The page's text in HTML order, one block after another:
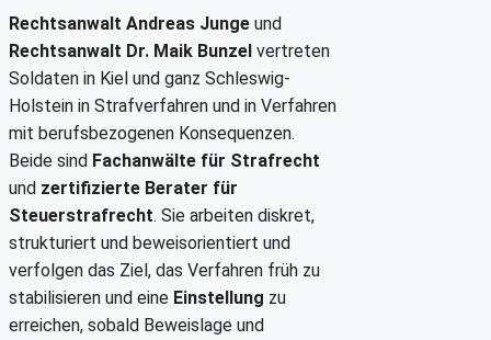
Rechtsanwalt Andreas Junge und
Rechtsanwalt Dr. Maik Bunzel vertreten
Soldaten in Kiel und ganz Schleswig-
Holstein in Strafverfahren und in Verfahren
mit berufsbezogenen Konsequenzen.
Beide sind Fachanwälte für Strafrecht
und zertifizierte Berater für
Steuerstrafrecht. Sie arbeiten diskret,
strukturiert und beweisorientiert und
verfolgen das Ziel, das Verfahren früh zu
stabilisieren und eine Einstellung zu
erreichen, sobald Beweislage und